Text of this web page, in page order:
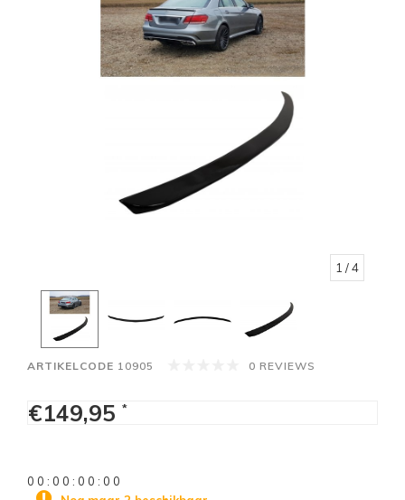
1 / 4
ARTIKELCODE 10905 0 REVIEWS
€149,95 *
0 0 : 0 0 : 0 0 : 0 0